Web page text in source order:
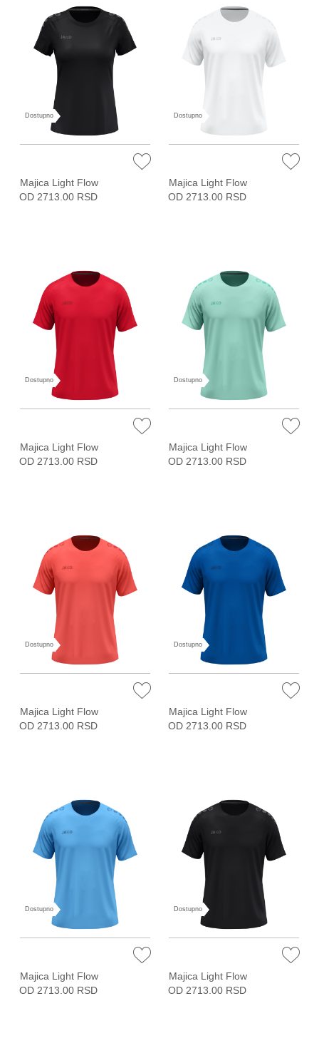
Dostupno
Majica Light Flow
OD 2713.00 RSD
Dostupno
Majica Light Flow
OD 2713.00 RSD
Dostupno
Majica Light Flow
OD 2713.00 RSD
Dostupno
Majica Light Flow
OD 2713.00 RSD
Dostupno
Majica Light Flow
OD 2713.00 RSD
Dostupno
Majica Light Flow
OD 2713.00 RSD
Dostupno
Majica Light Flow
OD 2713.00 RSD
Dostupno
Majica Light Flow
OD 2713.00 RSD